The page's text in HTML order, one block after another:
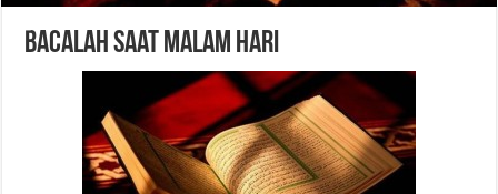
Bacalah Saat Malam Hari